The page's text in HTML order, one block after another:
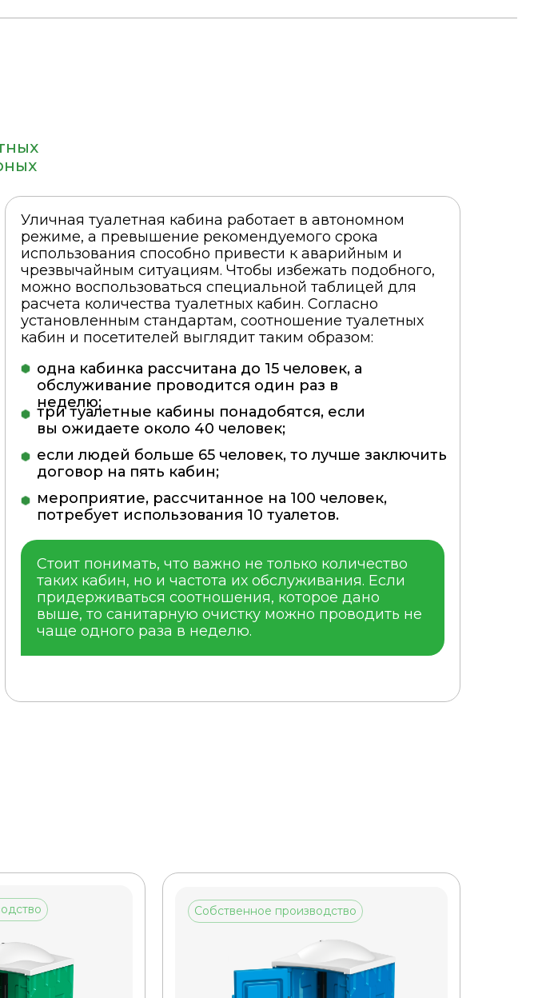
Уличная туалетная кабина работает в автономном
режиме, а превышение рекомендуемого срока
использования способно привести к аварийным и
чрезвычайным ситуациям. Чтобы избежать подобного,
можно воспользоваться специальной таблицей для
расчета количества туалетных кабин. Согласно
установленным стандартам, соотношение туалетных
кабин и посетителей выглядит таким образом:
одна кабинка рассчитана до 15 человек, а
обслуживание проводится один раз в
неделю;
три туалетные кабины понадобятся, если
вы ожидаете около 40 человек;
если людей больше 65 человек, то лучше заключить
договор на пять кабин;
мероприятие, рассчитанное на 100 человек,
потребует использования 10 туалетов.
Стоит понимать, что важно не только количество
таких кабин, но и частота их обслуживания. Если
придерживаться соотношения, которое дано
выше, то санитарную очистку можно проводить не
чаще одного раза в неделю.
Собственное производство